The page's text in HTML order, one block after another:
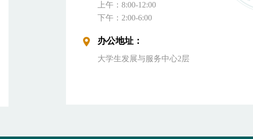
上午：8:00-12:00
下午：2:00-6:00
办公地址：
大学生发展与服务中心2层